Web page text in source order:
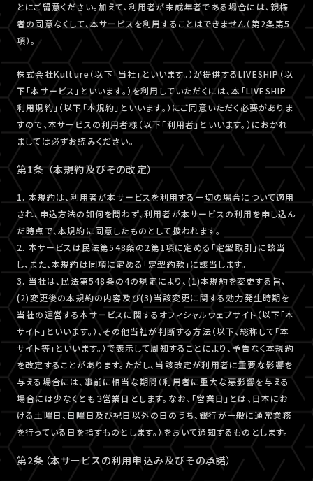
とにご留意ください。加えて、利用者が未成年者である場合には、親権
者の同意なくして、本サービスを利用することはできません（第2条第5
項）。
株式会社Kulture（以下「当社」といいます。）が提供するLIVESHIP（以
下「本サービス」といいます。）を利用していただくには、本「LIVESHIP
利用規約」（以下「本規約」といいます。）にご同意いただく必要がありま
すので、本サービスの利用者様（以下「利用者」といいます。）におかれ
ましては必ずお読みください。
第1条 （本規約及びその改定）
1. 本規約は、利用者が本サービスを利用する一切の場合について適用
され、申込方法の如何を問わず、利用者が本サービスの利用を申し込ん
だ時点で、本規約に同意したものとして扱われます。
2. 本サービスは民法第548条の2第1項に定める「定型取引」に該当
し、また、本規約は同項に定める「定型約款」に該当します。
3. 当社は、民法第548条の4の規定により、(1)本規約を変更する旨、
(2)変更後の本規約の内容及び(3)当該変更に関する効力発生時期を
当社の運営する本サービスに関するオフィシャルウェブサイト（以下「本
サイト」といいます。）、その他当社が判断する方法（以下、総称して「本
サイト等」といいます。）で表示して周知することにより、予告なく本規約
を改定することがあります。ただし、当該改定が利用者に重要な影響を
与える場合には、事前に相当な期間（利用者に重大な悪影響を与える
場合には少なくとも３営業日とします。なお、「営業日」とは、日本にお
ける土曜日、日曜日及び祝日以外の日のうち、銀行が一般に通常業務
を行っている日を指すものとします。）をおいて通知するものとします。
第2条（本サービスの利用申込み及びその承諾）